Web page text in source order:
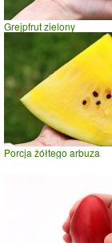
Grejpfrut zielony
Porcja żółtego arbuza